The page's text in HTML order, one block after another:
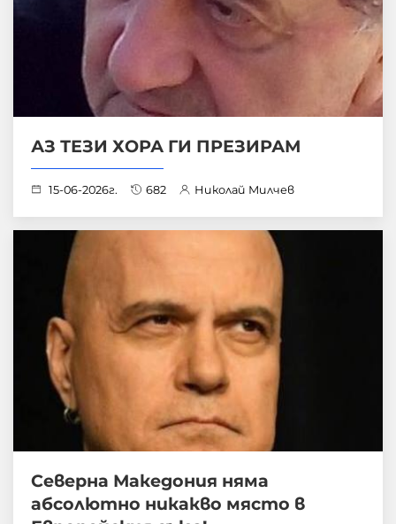
АЗ ТЕЗИ ХОРА ГИ ПРЕЗИРАМ
15-06-2026г. 682 Николай Милчев
Северна Македония няма
абсолютно никакво място в